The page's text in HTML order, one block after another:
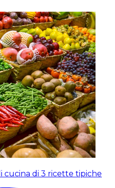
cucina di 3 ricette tipiche